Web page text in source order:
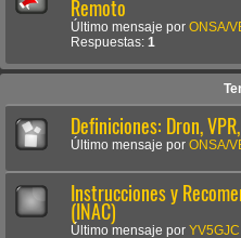
Remoto
Último mensaje por ONSA/
Respuestas: 1
Definiciones: Dron,
Último mensaje por ONSA/
Instrucciones y
(INAC)
Último mensaje por YV5GJC